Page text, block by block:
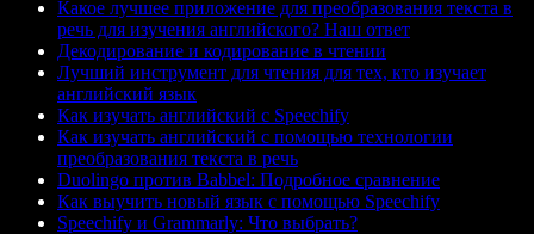
Какое лучшее приложение для преобразования текста в
речь для изучения английского? Наш ответ
Декодирование и кодирование в чтении
Лучший инструмент для чтения для тех, кто изучает
английский язык
Как изучать английский с Speechify
Как изучать английский с помощью технологии
преобразования текста в речь
Duolingo против Babbel: Подробное сравнение
Как выучить новый язык с помощью Speechify
Speechify и Grammarly: Что выбрать?